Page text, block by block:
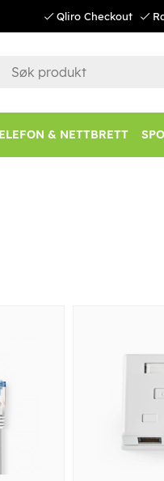
Qliro Checkout
& NETTBRETT